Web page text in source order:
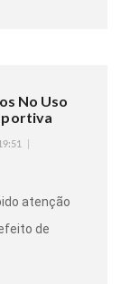
No Uso
atenção
de